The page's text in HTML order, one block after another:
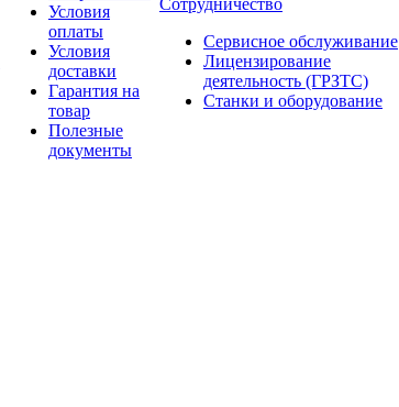
Условия
оплаты
Условия
доставки
Гарантия на
товар
Полезные
документы
Сотрудничество
Сервисное обслуживание
Лицензирование
деятельность (ГРЗТС)
Станки и оборудование